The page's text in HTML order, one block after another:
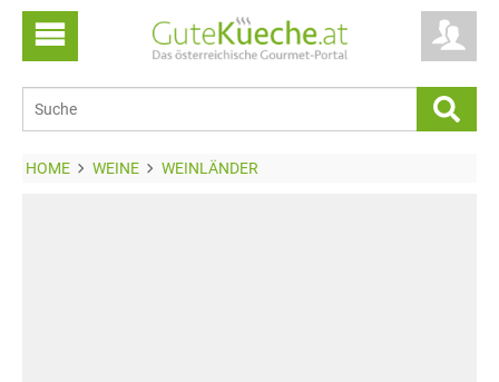
HOME WEINE WEINLÄNDER